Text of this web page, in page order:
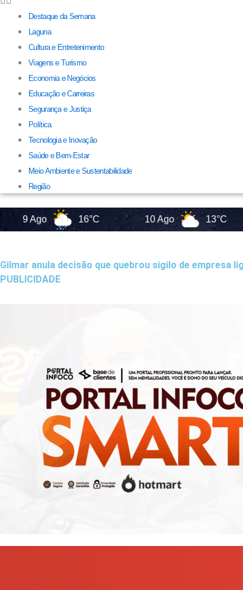
Destaque da Semana
Laguna
Cultura e Entretenimento
Viagens e Turismo
Economia e Negócios
Educação e Carreiras
Segurança e Justiça
Política
Tecnologia e Inovação
Saúde e Bem-Estar
Meio Ambiente e Sustentabilidade
Região
16°C 10 Ago 13°C
Gilmar anula decisão que quebrou sigilo de empresa
PUBLICIDADE